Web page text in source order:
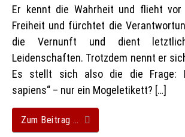
Er kennt die Wahrheit und flieht
Freiheit und fürchtet die
die Vernunft und dient
Leidenschaften. Trotzdem nennt er
Es stellt sich also die die Frage:
sapiens“ – nur ein Mogeletikett? […]
Zum Beitrag …